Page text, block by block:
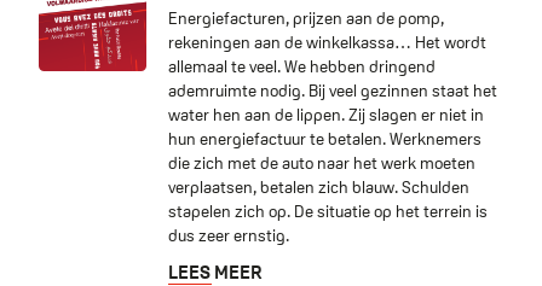
Energiefacturen, prijzen aan de pomp,
rekeningen aan de winkelkassa… Het wordt
allemaal te veel. We hebben dringend
ademruimte nodig. Bij veel gezinnen staat het
water hen aan de lippen. Zij slagen er niet in
hun energiefactuur te betalen. Werknemers
die zich met de auto naar het werk moeten
verplaatsen, betalen zich blauw. Schulden
stapelen zich op. De situatie op het terrein is
dus zeer ernstig.
LEES MEER